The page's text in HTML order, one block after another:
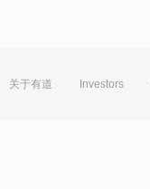
关于有道 Investors